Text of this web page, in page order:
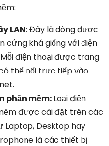
LAN:Đây là dòng được
cứng khá giống với điện
điện thoại được trang
thể nối trực tiếp vào
phần mềm: Loại điện
được cài đặt trên các
Laptop, Desktop hay
là các thiết bị